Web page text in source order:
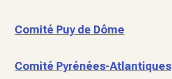
Comité Puy de Dôme
Comité Pyrénées-Atlantiques